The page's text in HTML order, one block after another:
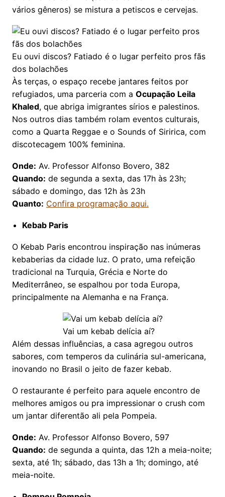
vários gêneros) se mistura a petiscos e cervejas.
Eu ouvi discos? Fatiado é o lugar perfeito pros fãs
dos bolachões
Às terças, o espaço recebe jantares feitos por
refugiados, uma parceria com a Ocupação Leila
Khaled, que abriga imigrantes sírios e palestinos.
Nos outros dias também rolam eventos culturais,
como a Quarta Reggae e o Sounds of Siririca, com
discotecagem 100% feminina.
Onde: Av. Professor Alfonso Bovero, 382
Quando: de segunda a sexta, das 17h às 23h;
sábado e domingo, das 12h às 23h
Quanto: Confira programação aqui.
Kebab Paris
O Kebab Paris encontrou inspiração nas inúmeras
kebaberias da cidade luz. O prato, uma refeição
tradicional na Turquia, Grécia e Norte do
Mediterrâneo, se espalhou por toda Europa,
principalmente na Alemanha e na França.
Vai um kebab delícia aí?
Além dessas influências, a casa agregou outros
sabores, com temperos da culinária sul-americana,
inovando no Brasil o jeito de fazer kebab.
O restaurante é perfeito para aquele encontro de
melhores amigos ou pra impressionar o crush com
um jantar diferentão ali pela Pompeia.
Onde: Av. Professor Alfonso Bovero, 597
Quando: de segunda a quinta, das 12h a meia-noite;
sexta, até 1h; sábado, das 13h a 1h; domingo, até
meia-noite.